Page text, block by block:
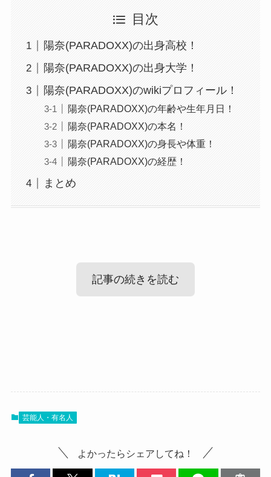
目次
陽奈(PARADOXX)の出身高校！
陽奈(PARADOXX)の出身大学！
陽奈(PARADOXX)のwikiプロフィール！
陽奈(PARADOXX)の年齢や生年月日！
陽奈(PARADOXX)の本名！
陽奈(PARADOXX)の身長や体重！
陽奈(PARADOXX)の経歴！
まとめ
記事の続きを読む
れていませんでした。
通っていた高校名などは明かされていませんでし
う！
名前：陽奈
芸能人・有名人
よかったらシェアしてね！